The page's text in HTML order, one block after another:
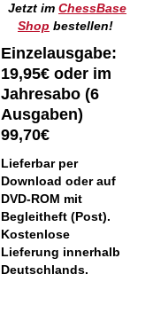
Jetzt im ChessBase
Shop bestellen!
Einzelausgabe:
19,95€ oder im
Jahresabo (6
Ausgaben)
99,70€
Lieferbar per
Download oder auf
DVD-ROM mit
Begleitheft (Post).
Kostenlose
Lieferung innerhalb
Deutschlands.